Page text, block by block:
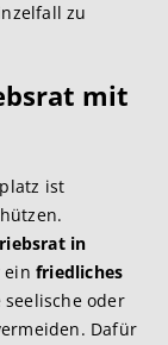
zu
mit
ist
in
einfriedliches
oder
Dafür